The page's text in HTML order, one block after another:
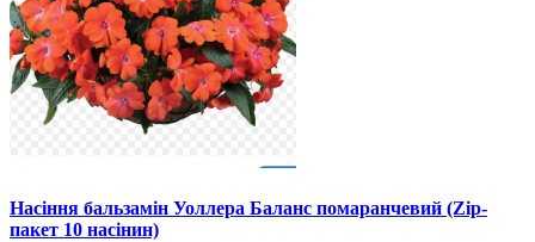
Насіння бальзамін Уоллера Баланс помаранчевий (Zip-
пакет 10 насінин)